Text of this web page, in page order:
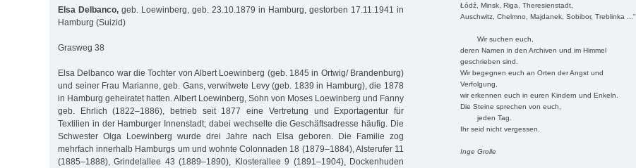
Łódź, Minsk, Riga, Theresienstadt,
Auschwitz, Chelmno, Majdanek, Sobibor, Treblinka ..."
Wir suchen euch,
deren Namen in den Archiven und im Himmel
geschrieben sind.
Wir begegnen euch an Orten der Angst und
Verfolgung,
wir erkennen euch in euren Kindern und Enkeln.
Die Steine sprechen von euch,
jeden Tag.
Ihr seid nicht vergessen.
Inge Grolle
Elsa Delbanco, geb. Loewinberg, geb. 23.10.1879 in Hamburg, gestorben 17.11.1941 in
Hamburg (Suizid)
Grasweg 38
Elsa Delbanco war die Tochter von Albert Loewinberg (geb. 1845 in Ortwig/ Brandenburg)
und seiner Frau Marianne, geb. Gans, verwitwete Levy (geb. 1839 in Hamburg), die 1878
in Hamburg geheiratet hatten. Albert Loewinberg, Sohn von Moses Loewinberg und Fanny
geb. Ehrlich (1822–1886), betrieb seit 1877 eine Vertretung und Exportagentur für
Textilien in der Hamburger Innenstadt; dabei wechselte die Geschäftsadresse häufig. Die
Schwester Olga Loewinberg wurde drei Jahre nach Elsa geboren. Die Familie zog
mehrfach innerhalb Hamburgs um und wohnte Colonnaden 18 (1879–1884), Alsterufer 11
(1885–1888), Grindelallee 43 (1889–1890), Klosterallee 9 (1891–1904), Dockenhuden